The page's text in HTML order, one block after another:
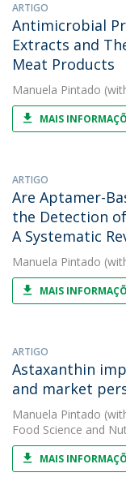
ARTIGO
Antimicrobial
Extracts and
Meat Products
Manuela Pintado
MAIS
ARTIGO
Are Aptamer-
the Detection
A Systematic
Manuela Pintado
MAIS
ARTIGO
Astaxanthin
and market
Manuela Pintado
Food Science and
MAIS